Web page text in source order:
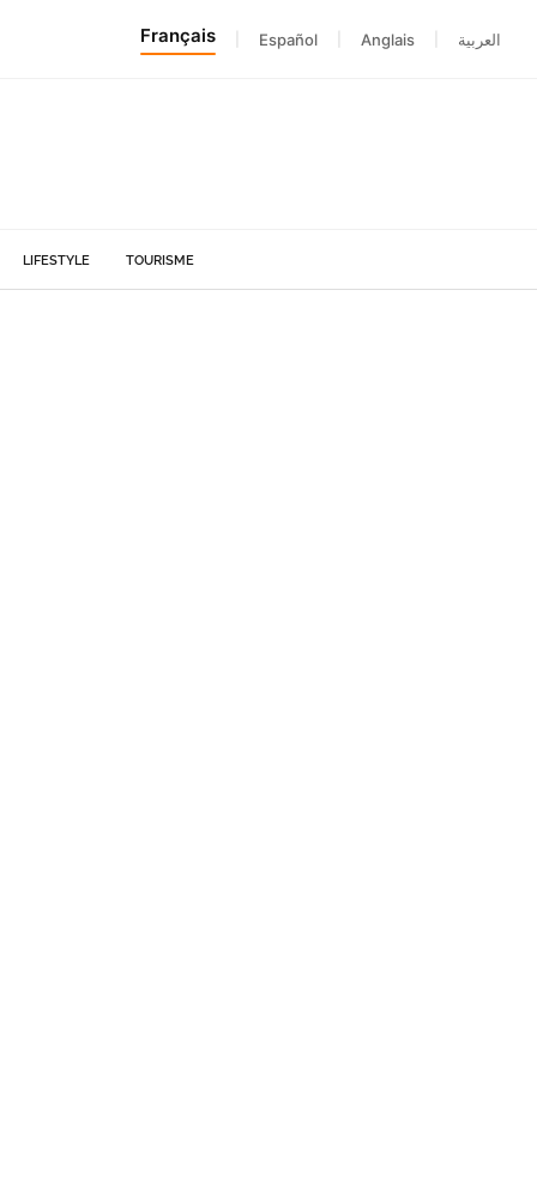
Français Español Anglais العربية
LIFESTYLE TOURISME